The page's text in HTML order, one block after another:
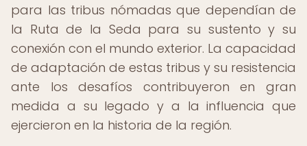
para las tribus nómadas que dependían de
la Ruta de la Seda para su sustento y su
conexión con el mundo exterior. La capacidad
de adaptación de estas tribus y su resistencia
ante los desafíos contribuyeron en gran
medida a su legado y a la influencia que
ejercieron en la historia de la región.